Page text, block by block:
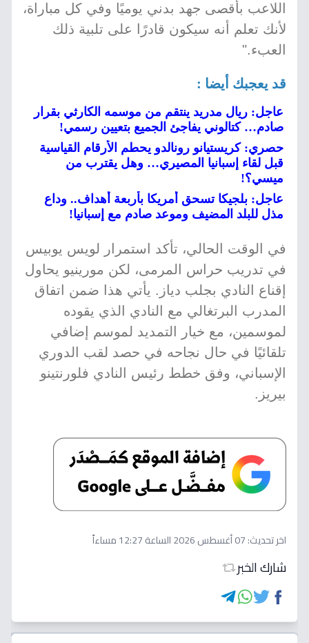
اللاعب بأقصى جهد بدني يوميًا وفي كل مباراة،
لأنك تعلم أنه سيكون قادرًا على تلبية ذلك
العبء."
قد يعجبك أيضا :
عاجل: ريال مدريد ينتقم من موسمه الكارثي بقرار
صادم… كتالوني يفاجئ الجميع بتعيين رسمي!
حصري: كريستيانو رونالدو يحطم الأرقام القياسية
قبل لقاء إسبانيا المصيري… وهل يقترب من
ميسي؟!
عاجل: بلجيكا تسحق أمريكا بأربعة أهداف.. وداع
مذل للبلد المضيف وموعد صادم مع إسبانيا!
في الوقت الحالي، تأكد استمرار لويس يوبيس
في تدريب حراس المرمى، لكن مورينيو يحاول
إقناع النادي بجلب دياز. يأتي هذا ضمن اتفاق
المدرب البرتغالي مع النادي الذي يقوده
لموسمين، مع خيار التمديد لموسم إضافي
تلقائيًا في حال نجاحه في حصد لقب الدوري
الإسباني، وفق خطط رئيس النادي فلورنتينو
بيريز.
اخر تحديث:07 أغسطس 2026 الساعة 12:27 مساءاً
شارك الخبر